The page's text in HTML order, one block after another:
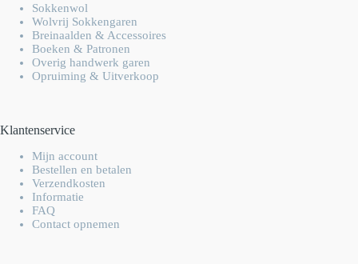
Sokkenwol
Wolvrij Sokkengaren
Breinaalden & Accessoires
Boeken & Patronen
Overig handwerk garen
Opruiming & Uitverkoop
Klantenservice
Mijn account
Bestellen en betalen
Verzendkosten
Informatie
FAQ
Contact opnemen